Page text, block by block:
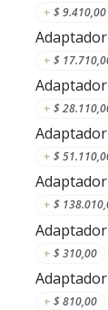
+ $9.410,00
+ $
+ $
+ $
+ $
+ $310,00
+ $810,00